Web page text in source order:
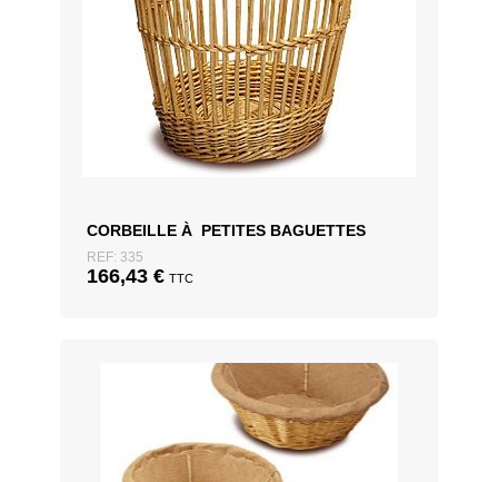
CORBEILLE À PETITES BAGUETTES
REF: 335
166,43 € TTC